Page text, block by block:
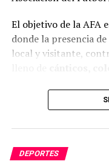
aumento alarmante
durante la gestión
se compromete a
Martínez fue directo
quienes los
El objetivo de la AFA
donde la presencia
local y visitante,
DEPORTES